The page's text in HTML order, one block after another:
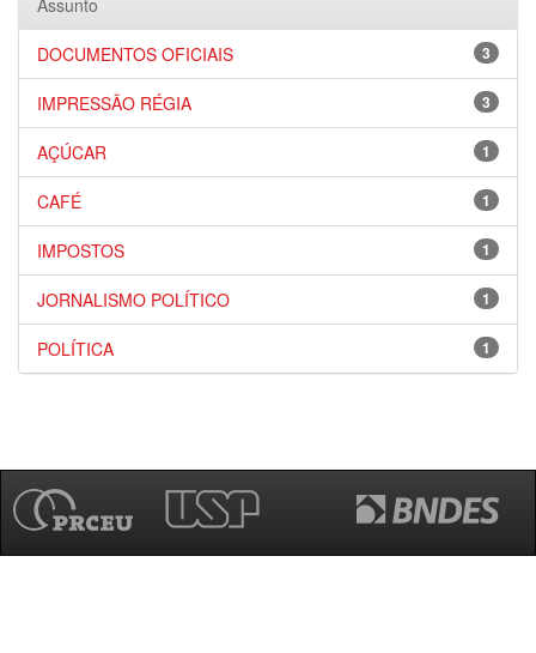
Assunto
3
DOCUMENTOS OFICIAIS
3
IMPRESSÃO RÉGIA
1
AÇÚCAR
1
CAFÉ
1
IMPOSTOS
1
JORNALISMO POLÍTICO
1
POLÍTICA